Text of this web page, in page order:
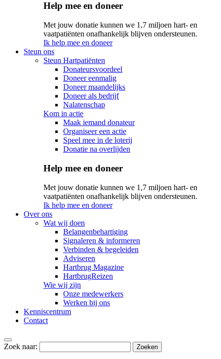
Help mee en doneer
Met jouw donatie kunnen we 1,7 miljoen hart- en
vaatpatiënten onafhankelijk blijven ondersteunen.
Ik help mee en doneer
Steun ons
Steun Hartpatiënten
Donateursvoordeel
Doneer eenmalig
Doneer maandelijks
Doneer als bedrijf
Nalatenschap
Kom in actie
Maak iemand donateur
Organiseer een actie
Speel mee in de loterij
Donatie na overlijden
Help mee en doneer
Met jouw donatie kunnen we 1,7 miljoen hart- en
vaatpatiënten onafhankelijk blijven ondersteunen.
Ik help mee en doneer
Over ons
Wat wij doen
Belangenbehartiging
Signaleren & informeren
Verbinden & begeleiden
Adviseren
Hartbrug Magazine
HartbrugReizen
Wie wij zijn
Onze medewerkers
Werken bij ons
Kenniscentrum
Contact
Zoek naar: